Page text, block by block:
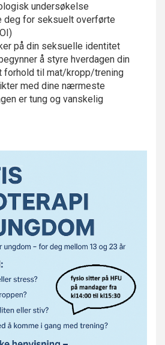
undersøkelse
deg for seksuelt overførte
på din seksuelle identitet
å styre hverdagen din
forhold til mat/kropp/trening
med dine nærmeste
er tung og vanskelig